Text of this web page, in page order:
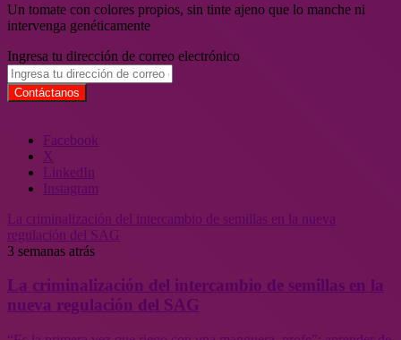
Un tomate con colores propios, sin tinte ajeno que lo manche ni
intervenga genéticamente
Ingresa tu dirección de correo electrónico
Facebook
X
LinkedIn
Instagram
La criminalización del intercambio de semillas en la nueva
regulación del SAG
3 semanas atrás
La criminalización del intercambio de semillas en la
nueva regulación del SAG